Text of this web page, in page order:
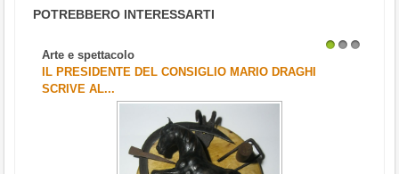
POTREBBERO INTERESSARTI
Arte e spettacolo
IL PRESIDENTE DEL CONSIGLIO MARIO DRAGHI
SCRIVE AL...